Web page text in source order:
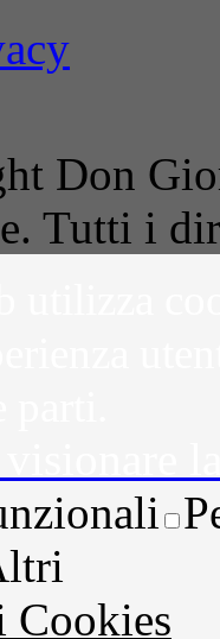
Don
Tutti i
Cookies